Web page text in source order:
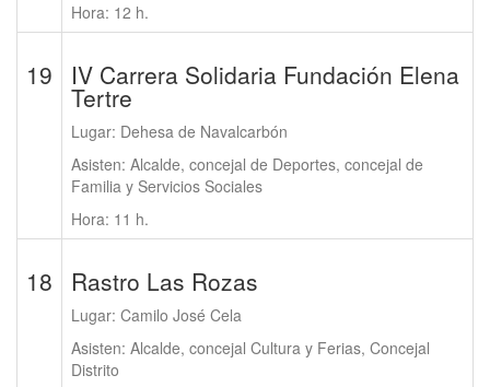
Hora: 12 h.
19 IV Carrera Solidaria Fundación Elena
Tertre
Lugar: Dehesa de Navalcarbón
Asisten: Alcalde, concejal de Deportes, concejal de
Familia y Servicios Sociales
Hora: 11 h.
18 Rastro Las Rozas
Lugar: Camilo José Cela
Asisten: Alcalde, concejal Cultura y Ferias, Concejal
Distrito